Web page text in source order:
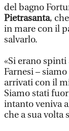
del bagno
Pietrasanta,
in mare con il
salvarlo.
«Si erano
Farnesi –
arrivati con il
Siamo stati
intanto veniva
che a sua volta